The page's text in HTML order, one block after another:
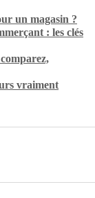
un magasin ?
: les clés
vraiment